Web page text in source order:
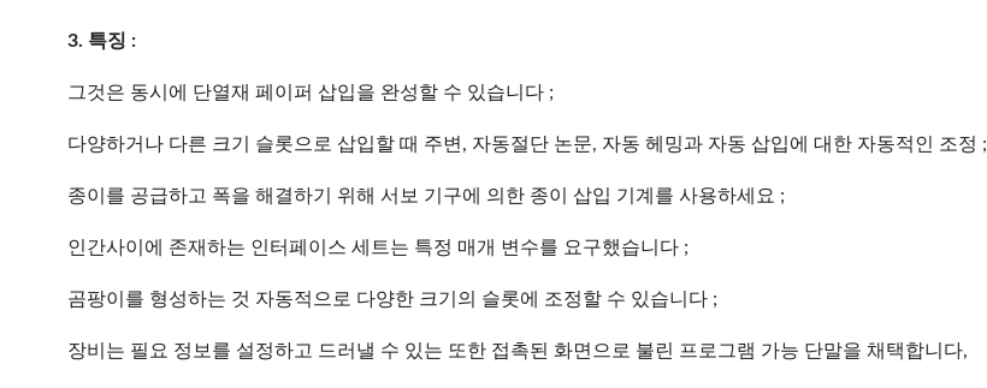
3. 특징 :
그것은 동시에 단열재 페이퍼 삽입을 완성할 수 있습니다 ;
다양하거나 다른 크기 슬롯으로 삽입할 때 주변, 자동절단 논문, 자동 헤밍과 자동 삽입에 대한 자동적인 조정 ;
종이를 공급하고 폭을 해결하기 위해 서보 기구에 의한 종이 삽입 기계를 사용하세요 ;
인간사이에 존재하는 인터페이스 세트는 특정 매개 변수를 요구했습니다 ;
곰팡이를 형성하는 것 자동적으로 다양한 크기의 슬롯에 조정할 수 있습니다 ;
장비는 필요 정보를 설정하고 드러낼 수 있는 또한 접촉된 화면으로 불린 프로그램 가능 단말을 채택합니다,